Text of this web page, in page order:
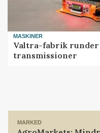
MASKINER
Valtra-fabrik runder
transmissioner
MARKED